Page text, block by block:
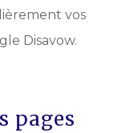
vos
Disavow.
pages